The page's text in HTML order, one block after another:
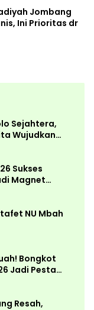
Jombang
Ini Prioritas dr
Sejahtera,
Wujudkan
Potensi
Sukses
Magnet
NU Mbah
Bongkot
Jadi Pesta
Peterongan
Resah,